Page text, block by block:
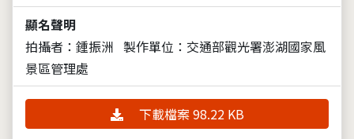
顯名聲明
拍攝者：鍾振洲 製作單位：交通部觀光署澎湖國家風
景區管理處
下載檔案 98.22 KB